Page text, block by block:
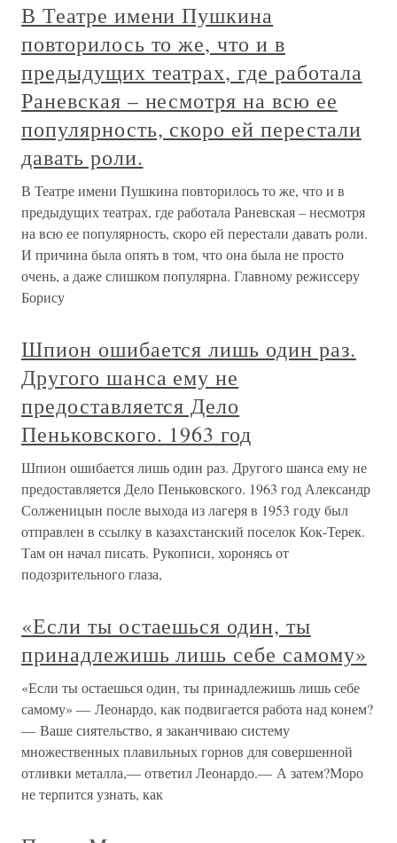
В Театре имени Пушкина
повторилось то же, что и в
предыдущих театрах, где работала
Раневская – несмотря на всю ее
популярность, скоро ей перестали
давать роли.
В Театре имени Пушкина повторилось то же, что и в
предыдущих театрах, где работала Раневская – несмотря
на всю ее популярность, скоро ей перестали давать роли.
И причина была опять в том, что она была не просто
очень, а даже слишком популярна. Главному режиссеру
Борису
Шпион ошибается лишь один раз.
Другого шанса ему не
предоставляется Дело
Пеньковского. 1963 год
Шпион ошибается лишь один раз. Другого шанса ему не
предоставляется Дело Пеньковского. 1963 год Александр
Солженицын после выхода из лагеря в 1953 году был
отправлен в ссылку в казахстанский поселок Кок-Терек.
Там он начал писать. Рукописи, хоронясь от
подозрительного глаза,
«Если ты остаешься один, ты
принадлежишь лишь себе самому»
«Если ты остаешься один, ты принадлежишь лишь себе
самому» — Леонардо, как подвигается работа над конем?
— Ваше сиятельство, я заканчиваю систему
множественных плавильных горнов для совершенной
отливки металла,— ответил Леонардо.— А затем?Моро
не терпится узнать, как